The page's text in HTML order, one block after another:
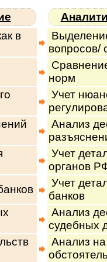
в
вопросов/
норм
Учет
Анализ
Учет
органов
Учет
банков
Анализ
судебных
Анализ